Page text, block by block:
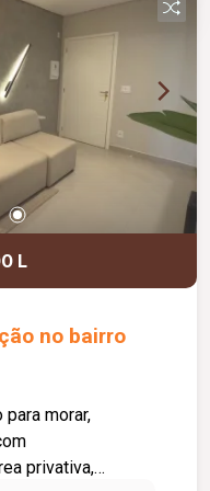
de aquecimento
de
Infraestrutura para
em todos os
embutido; *
acabamento.
L
no bairro
morar,
privativa,